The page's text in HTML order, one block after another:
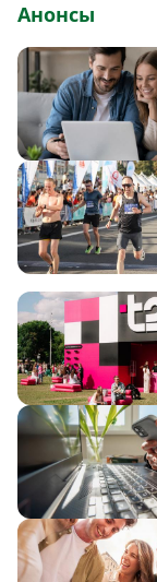
Анонсы